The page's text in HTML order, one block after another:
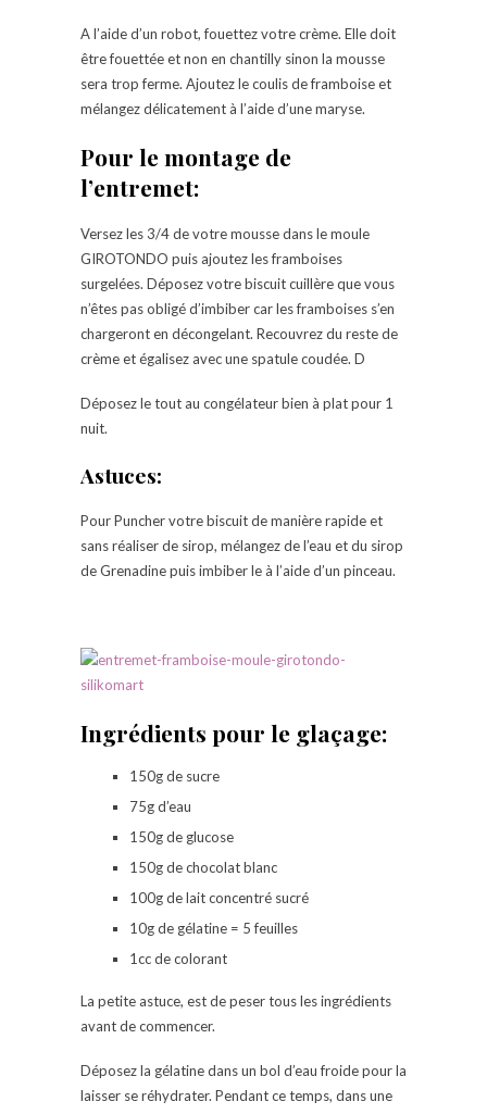
A l’aide d’un robot, fouettez votre crème. Elle doit
être fouettée et non en chantilly sinon la mousse
sera trop ferme. Ajoutez le coulis de framboise et
mélangez délicatement à l’aide d’une maryse.
Pour le montage de
l’entremet:
Versez les 3/4 de votre mousse dans le moule
GIROTONDO puis ajoutez les framboises
surgelées. Déposez votre biscuit cuillère que vous
n’êtes pas obligé d’imbiber car les framboises s’en
chargeront en décongelant. Recouvrez du reste de
crème et égalisez avec une spatule coudée. D
Déposez le tout au congélateur bien à plat pour 1
nuit.
Astuces:
Pour Puncher votre biscuit de manière rapide et
sans réaliser de sirop, mélangez de l’eau et du sirop
de Grenadine puis imbiber le à l’aide d’un pinceau.
Ingrédients pour le glaçage:
150g de sucre
75g d’eau
150g de glucose
150g de chocolat blanc
100g de lait concentré sucré
10g de gélatine = 5 feuilles
1cc de colorant
La petite astuce, est de peser tous les ingrédients
avant de commencer.
Déposez la gélatine dans un bol d’eau froide pour la
laisser se réhydrater. Pendant ce temps, dans une